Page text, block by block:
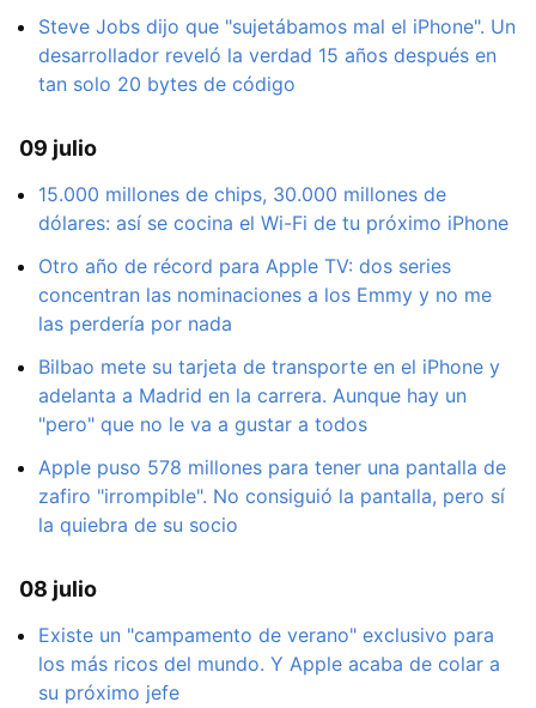
Steve Jobs dijo que "sujetábamos mal el iPhone". Un
desarrollador reveló la verdad 15 años después en
tan solo 20 bytes de código
09 julio
15.000 millones de chips, 30.000 millones de
dólares: así se cocina el Wi-Fi de tu próximo iPhone
Otro año de récord para Apple TV: dos series
concentran las nominaciones a los Emmy y no me
las perdería por nada
Bilbao mete su tarjeta de transporte en el iPhone y
adelanta a Madrid en la carrera. Aunque hay un
"pero" que no le va a gustar a todos
Apple puso 578 millones para tener una pantalla de
zafiro "irrompible". No consiguió la pantalla, pero sí
la quiebra de su socio
08 julio
Existe un "campamento de verano" exclusivo para
los más ricos del mundo. Y Apple acaba de colar a
su próximo jefe